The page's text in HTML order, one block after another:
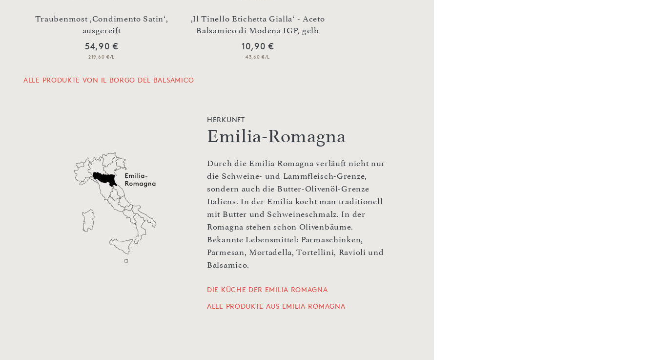
Traubenmost ,Condimento Satin‘,
ausgereift
54,90 €
219,60 €/L
,Il Tinello Etichetta Gialla‘ - Aceto
Balsamico di Modena IGP, gelb
10,90 €
43,60 €/L
ALLE PRODUKTE VON IL BORGO DEL BALSAMICO
HERKUNFT
Emilia-Romagna
Durch die Emilia Romagna verläuft nicht nur
die Schweine- und Lammfleisch-Grenze,
sondern auch die Butter-Olivenöl-Grenze
Italiens. In der Emilia kocht man traditionell
mit Butter und Schweineschmalz. In der
Romagna stehen schon Olivenbäume.
Bekannte Lebensmittel: Parmaschinken,
Parmesan, Mortadella, Tortellini, Ravioli und
Balsamico.
DIE KÜCHE DER EMILIA ROMAGNA
ALLE PRODUKTE AUS EMILIA-ROMAGNA